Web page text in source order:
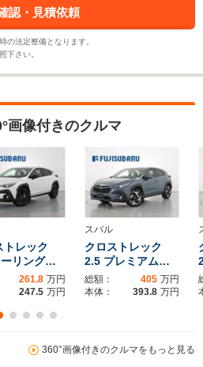
認・見積依頼
の法定整備となります。
下さい。
画像付きのクルマ
トレック
リング…
261.8 万円
247.5 万円
スバル
クロストレック
2.5 プレミアム…
総額： 405 万円
本体：
393.8 万円
360°画像付きのクルマをもっと見る